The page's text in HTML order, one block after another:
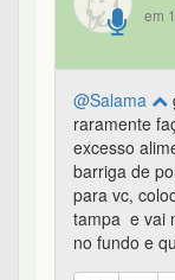
em
@Salama
raramente
excesso
barriga de
para vc,
tampa e vai
no fundo e